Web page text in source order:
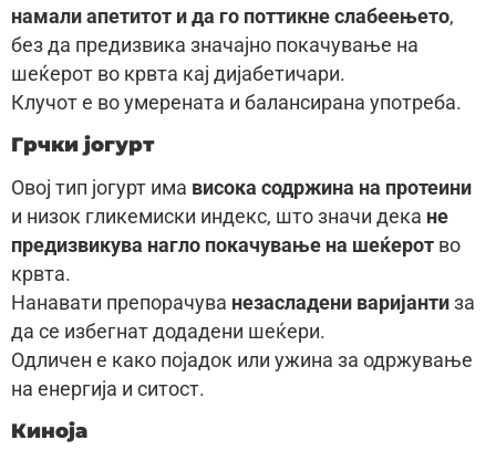
намали апетитот и да го поттикне слабеењето,
без да предизвика значајно покачување на
шеќерот во крвта кај дијабетичари.
Клучот е во умерената и балансирана употреба.
Грчки јогурт
Овој тип јогурт има висока содржина на протеини
и низок гликемиски индекс, што значи дека не
предизвикува нагло покачување на шеќерот во
крвта.
Нанавати препорачува незасладени варијанти за
да се избегнат додадени шеќери.
Одличен е како појадок или ужина за одржување
на енергија и ситост.
Киноја